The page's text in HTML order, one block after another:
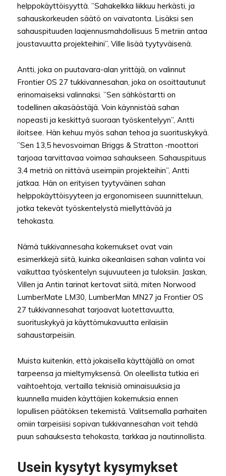
helppokäyttöisyyttä. ”Sahakelkka liikkuu herkästi, ja
sahauskorkeuden säätö on vaivatonta. Lisäksi sen
sahauspituuden laajennusmahdollisuus 5 metriin antaa
joustavuutta projekteihini”, Ville lisää tyytyväisenä.
Antti, joka on puutavara-alan yrittäjä, on valinnut
Frontier OS 27 tukkivannesahan, joka on osoittautunut
erinomaiseksi valinnaksi. ”Sen sähköstartti on
todellinen aikasäästäjä. Voin käynnistää sahan
nopeasti ja keskittyä suoraan työskentelyyn”, Antti
iloitsee. Hän kehuu myös sahan tehoa ja suorituskykyä.
”Sen 13,5 hevosvoiman Briggs & Stratton -moottori
tarjoaa tarvittavaa voimaa sahaukseen. Sahauspituus
3,4 metriä on riittävä useimpiin projekteihin”, Antti
jatkaa. Hän on erityisen tyytyväinen sahan
helppokäyttöisyyteen ja ergonomiseen suunnitteluun,
jotka tekevät työskentelystä miellyttävää ja
tehokasta.
Nämä tukkivannesaha kokemukset ovat vain
esimerkkejä siitä, kuinka oikeanlaisen sahan valinta voi
vaikuttaa työskentelyn sujuvuuteen ja tuloksiin. Jaskan,
Villen ja Antin tarinat kertovat siitä, miten Norwood
LumberMate LM30, LumberMan MN27 ja Frontier OS
27 tukkivannesahat tarjoavat luotettavuutta,
suorituskykyä ja käyttömukavuutta erilaisiin
sahaustarpeisiin.
Muista kuitenkin, että jokaisella käyttäjällä on omat
tarpeensa ja mieltymyksensä. On oleellista tutkia eri
vaihtoehtoja, vertailla teknisiä ominaisuuksia ja
kuunnella muiden käyttäjien kokemuksia ennen
lopullisen päätöksen tekemistä. Valitsemalla parhaiten
omiin tarpeisiisi sopivan tukkivannesahan voit tehdä
puun sahauksesta tehokasta, tarkkaa ja nautinnollista.
Usein kysytyt kysymykset